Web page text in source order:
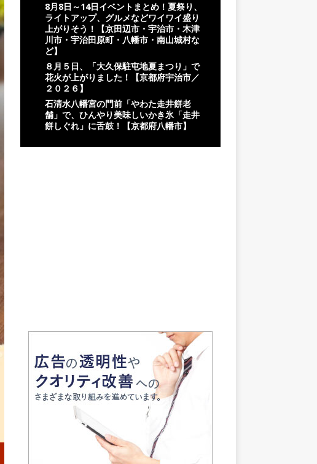
8月8日～14日イベントまとめ！夏祭り、
ライトアップ、グルメなどワイワイ盛り
上がりそう！【京田辺市・宇治市・木津
川市・宇治田原町・八幡市・南山城村な
ど】
８月５日、「大久保駐屯地夏まつり」で
花火が上がりました！【京都府宇治市／
２０２６】
石清水八幡宮の門前「やわた走井餅老
舗」で、ひんやり美味しいかき氷「走井
餅しぐれ」に舌鼓！【京都府八幡市】